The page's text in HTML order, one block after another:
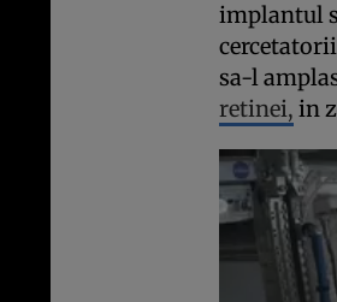
implantul
sa-l
retinei, in